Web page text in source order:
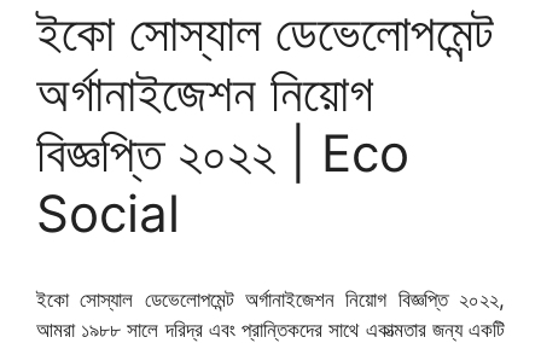
ইকো সোস্যাল ডেভেলোপমেন্ট
অর্গানাইজেশন নিয়োগ
বিজ্ঞপ্তি ২০২২ | Eco
Social
ইকো সোস্যাল ডেভেলোপমেন্ট অর্গানাইজেশন নিয়োগ বিজ্ঞপ্তি ২০২২,
আমরা ১৯৮৮ সালে দরিদ্র এবং প্রান্তিকদের সাথে একাত্মতার জন্য একটি